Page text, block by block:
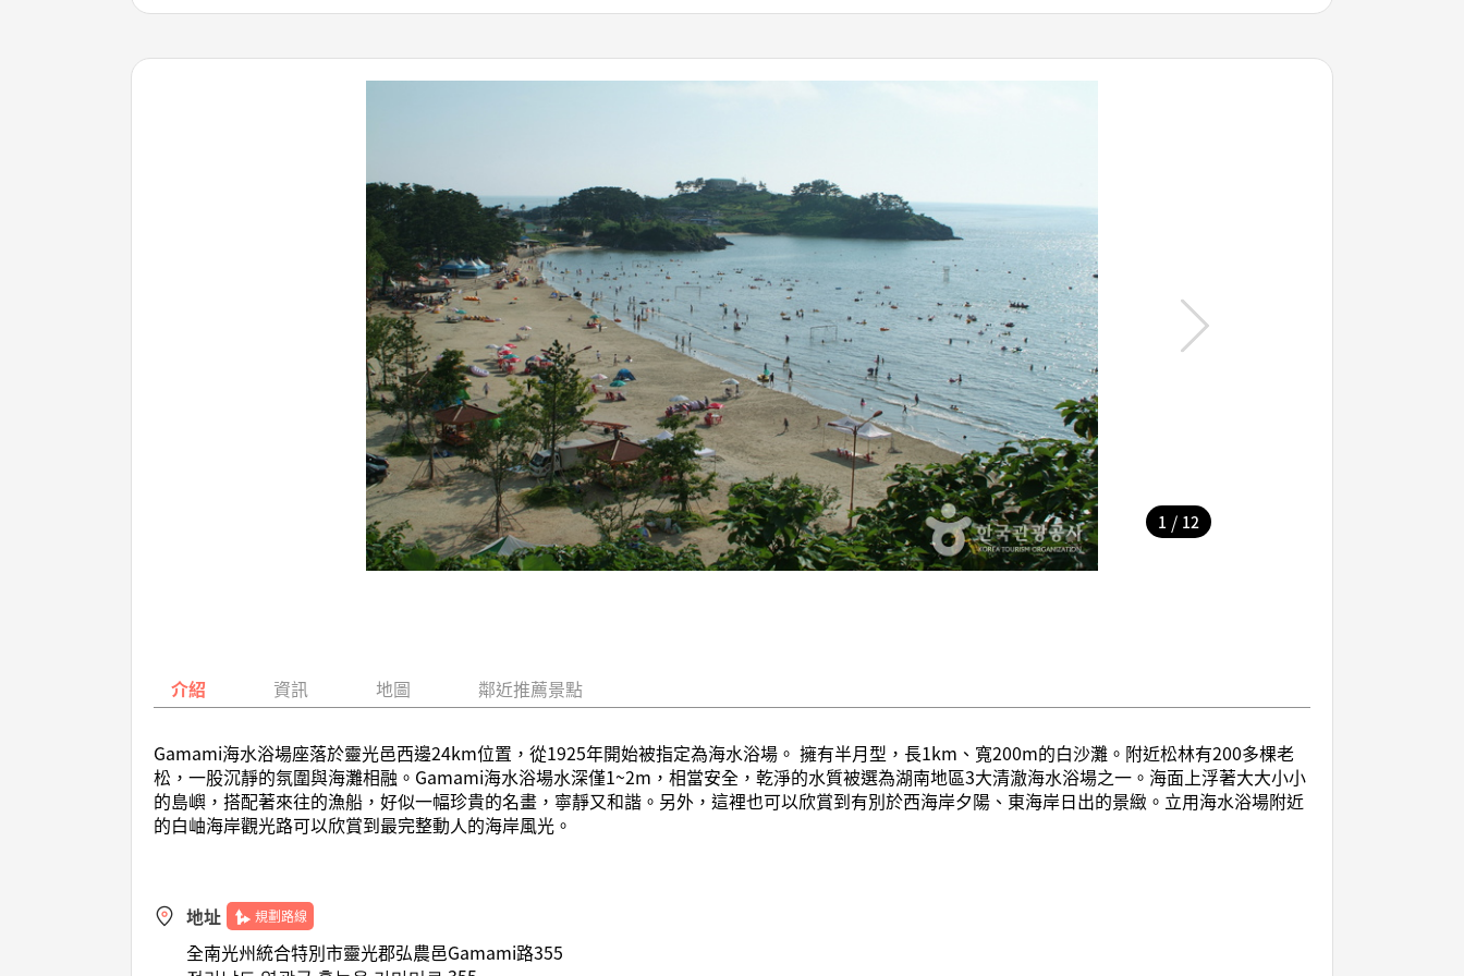
1 / 12
介紹 資訊 地圖 鄰近推薦景點
Gamami海水浴場座落於靈光邑西邊24km位置，從1925年開始被指定為海水浴場。 擁有半月型，長1km、寬200m的白沙灘。附近松林有200多棵老
松，一股沉靜的氛圍與海灘相融。Gamami海水浴場水深僅1~2m，相當安全，乾淨的水質被選為湖南地區3大清澈海水浴場之一。海面上浮著大大小小
的島嶼，搭配著來往的漁船，好似一幅珍貴的名畫，寧靜又和諧。另外，這裡也可以欣賞到有別於西海岸夕陽、東海岸日出的景緻。立用海水浴場附近
的白岫海岸觀光路可以欣賞到最完整動人的海岸風光。
地址 規劃路線
全南光州統合特別市靈光郡弘農邑Gamami路355